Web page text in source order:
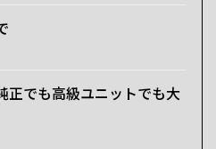
正でも高級ユニットでも大